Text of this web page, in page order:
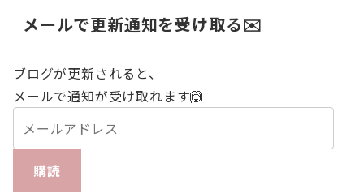
メールで更新通知を受け取る✉️
ブログが更新されると、
メールで通知が受け取れます🙆
購読